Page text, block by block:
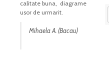
calitate buna, diagrame
usor de urmarit.
Mihaela A. (Bacau)